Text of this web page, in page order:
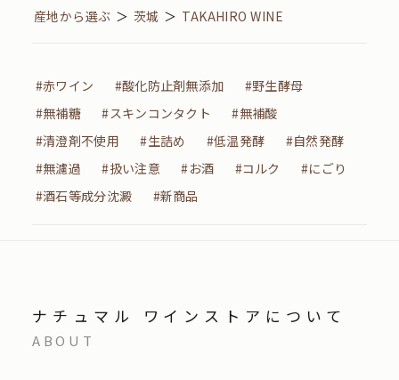
産地から選ぶ ＞ 茨城 ＞ TAKAHIRO WINE
#赤ワイン #酸化防止剤無添加
#野生酵母
#無補糖
#スキンコンタクト
#無補酸
#清澄剤不使用
#生詰め #低温発酵
#自然発酵
#無濾過
#扱い注意 #お酒 #コルク
#にごり
#酒石等成分沈澱
#新商品
ナチュマル ワインストアについて
ABOUT